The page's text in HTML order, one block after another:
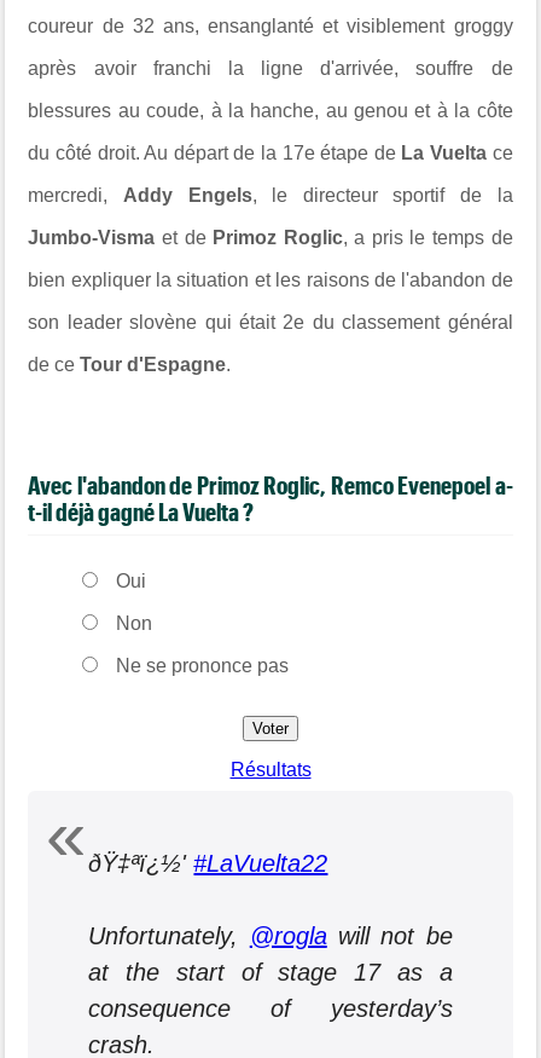
coureur de 32 ans, ensanglanté et visiblement groggy
après avoir franchi la ligne d'arrivée, souffre de
blessures au coude, à la hanche, au genou et à la côte
du côté droit. Au départ de la 17e étape deLa Vuelta ce
mercredi, Addy Engels, le directeur sportif de la
Jumbo-Vismaet de Primoz Roglic, a pris le temps de
bien expliquer la situation et les raisons de l'abandon de
son leader slovène qui était 2e du classement général
de ce Tour d'Espagne.
Avec l'abandon de Primoz Roglic, Remco Evenepoel a-
t-il déjà gagné La Vuelta ?
Oui
Non
Ne se prononce pas
Résultats
ðŸ‡ªï¿½'#LaVuelta22
Unfortunately, @roglawill not be
at the start of stage 17 as a
consequence of yesterday’s
crash.